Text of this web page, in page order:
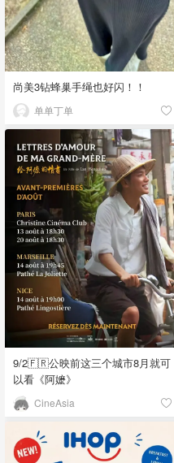
尚美3钻蜂巢手绳也好闪！！
单单丁单
9/2🇫🇷公映前这三个城市8月就可
以看《阿嬷》
CineAsia